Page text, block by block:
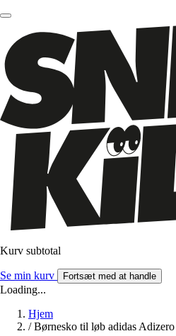
Kurv subtotal
Se min kurv Fortsæt med at handle
Loading...
Hjem
/ Børnesko til løb adidas